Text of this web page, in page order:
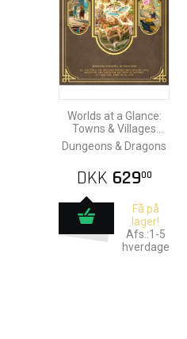
Worlds at a Glance:
Towns & Villages
Book
Dungeons & Dragons
DKK 62900
Få på
lager!
Afs.:1-5
hverdage